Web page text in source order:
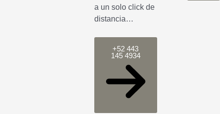
a un solo click de
distancia…
+52 443
145 4934